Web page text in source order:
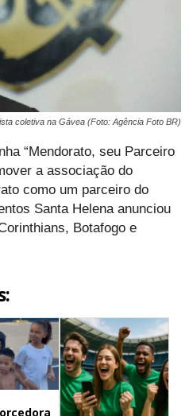
coletiva na Gávea (Foto: Agência Foto BR)
“Mendorato, seu Parceiro
a associação do
como um parceiro do
Santa Helena anunciou
Botafogo e